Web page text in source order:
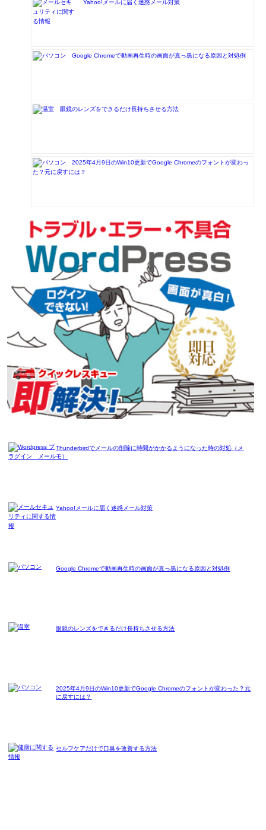
Yahoo!メールに届く迷惑メール対策
Google Chromeで動画再生時の画面が真っ黒になる原因と対処例
眼鏡のレンズをできるだけ長持ちさせる方法
2025年4月9日のWin10更新でGoogle Chromeのフォントが変わっ
た？元に戻すには？
Thunderbirdでメールの削除に時間がかかるようになった時の対処（メ
モ）
Yahoo!メールに届く迷惑メール対策
Google Chromeで動画再生時の画面が真っ黒になる原因と対処例
眼鏡のレンズをできるだけ長持ちさせる方法
2025年4月9日のWin10更新でGoogle Chromeのフォントが変わった？元
に戻すには？
セルフケアだけで口臭を改善する方法